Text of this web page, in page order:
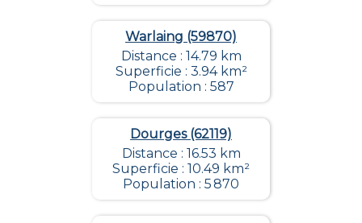
Warlaing (59870)
Distance : 14.79 km
Superficie : 3.94 km²
Population : 587
Dourges (62119)
Distance : 16.53 km
Superficie : 10.49 km²
Population : 5 870